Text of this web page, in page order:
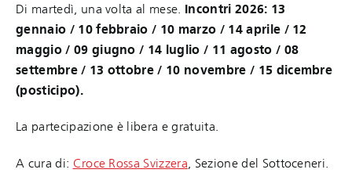
Di martedì, una volta al mese. Incontri 2026: 13
gennaio / 10 febbraio / 10 marzo / 14 aprile / 12
maggio / 09 giugno / 14 luglio / 11 agosto / 08
settembre / 13 ottobre / 10 novembre / 15 dicembre
(posticipo).
La partecipazione è libera e gratuita.
A cura di: Croce Rossa Svizzera , Sezione del Sottoceneri.